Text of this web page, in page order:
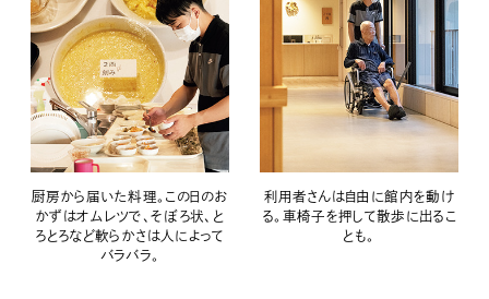
厨房から届いた料理。この日のお
かずはオムレツで、そぼろ状、と
ろとろなど軟らかさは人によって
バラバラ。
利用者さんは自由に館内を動け
る。車椅子を押して散歩に出るこ
とも。